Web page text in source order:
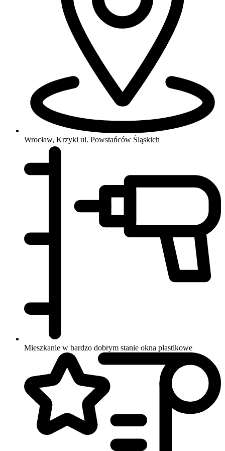
Wrocław, Krzyki ul. Powstańców Śląskich
Mieszkanie w bardzo dobrym stanie okna plastikowe